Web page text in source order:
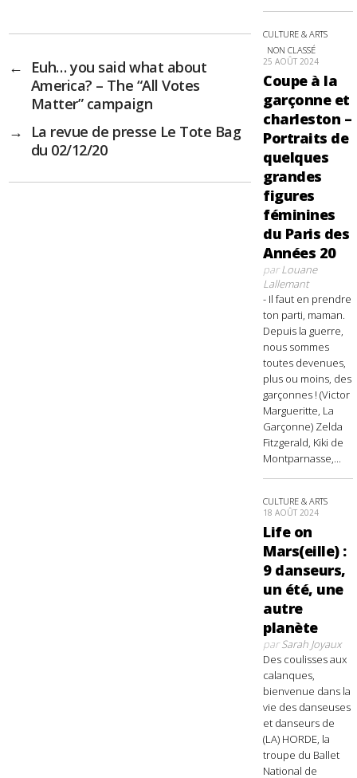
←
Euh… you said what about
America? – The “All Votes
Matter” campaign
→
La revue de presse Le Tote Bag
du 02/12/20
CULTURE & ARTS
NON CLASSÉ
25 AOÛT 2024
Coupe à la
garçonne et
charleston –
Portraits de
quelques
grandes
figures
féminines
du Paris des
Années 20
parLouane
Lallemant
- Il faut en prendre
ton parti, maman.
Depuis la guerre,
nous sommes
toutes devenues,
plus ou moins, des
garçonnes ! (Victor
Margueritte, La
Garçonne) Zelda
Fitzgerald, Kiki de
Montparnasse,...
CULTURE & ARTS
18 AOÛT 2024
Life on
Mars(eille) :
9 danseurs,
un été, une
autre
planète
parSarah Joyaux
Des coulisses aux
calanques,
bienvenue dans la
vie des danseuses
et danseurs de
(LA) HORDE, la
troupe du Ballet
National de